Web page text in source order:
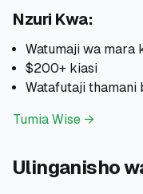
Nzuri Kwa:
Watumaji wa mara
$200+ kiasi
Watafutaji thamani
Tumia Wise →
Ulinganisho